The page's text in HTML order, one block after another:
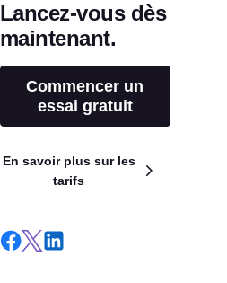
Lancez-vous dès
maintenant.
Commencer un
essai gratuit
En savoir plus sur les
tarifs